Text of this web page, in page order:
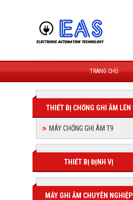
TRANG CHỦ
THIẾT BỊ CHỐNG GHI ÂM LÉN
MÁY CHỐNG GHI ÂM T9
THIẾT BỊ ĐỊNH VỊ
MÁY GHI ÂM CHUYÊN NGHIỆP